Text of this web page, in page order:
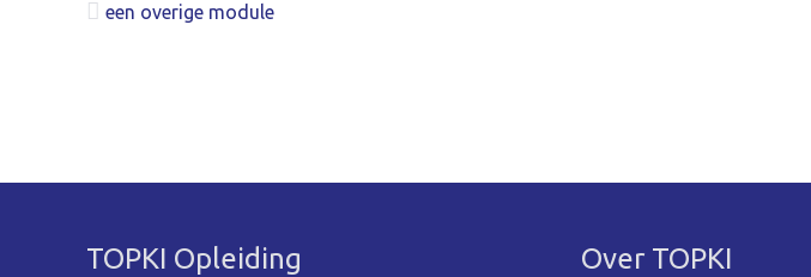
een overige module
TOPKI Opleiding Over TOPKI